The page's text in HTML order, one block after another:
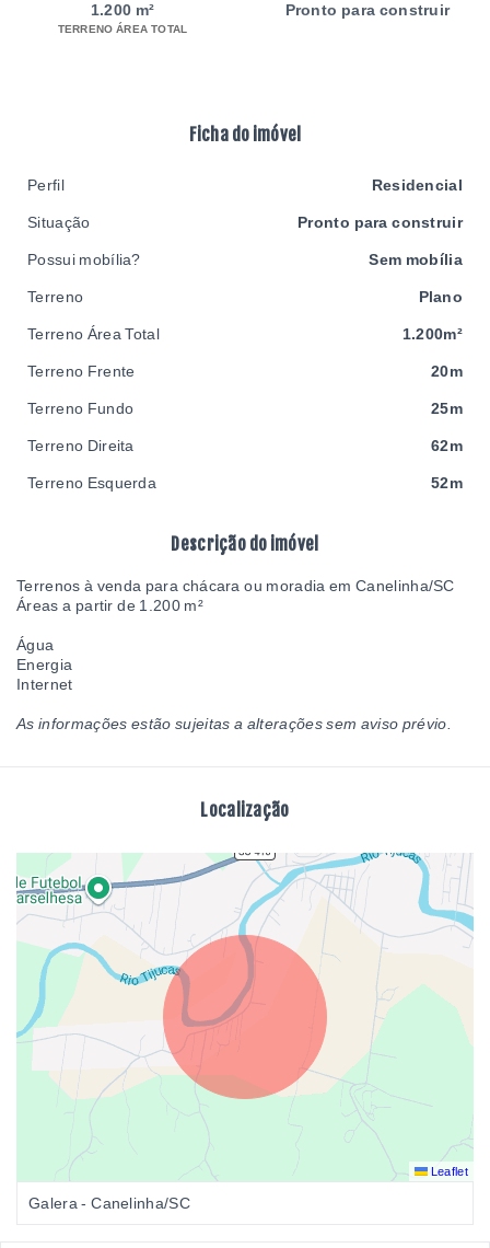
1.200 m²
TERRENO ÁREA TOTAL
Pronto para construir
Descrição do imóvel
Terrenos à venda para chácara ou moradia em Canelinha/SC
Áreas a partir de 1.200 m²
Água
Energia
Internet
As informações estão sujeitas a alterações sem aviso prévio.
Localização
Leaflet
Galera - Canelinha/SC
Ficha do imóvel
Perfil Residencial
Situação Pronto para construir
Possui mobília? Sem mobília
Terreno Plano
Terreno Área Total 1.200m²
Terreno Frente 20m
Terreno Fundo 25m
Terreno Direita 62m
Terreno Esquerda 52m